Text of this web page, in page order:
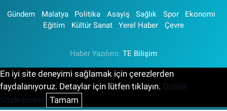
Gündem Malatya Politika Asayiş Sağlık Spor
Ekonomi
Eğitim
Kültür Sanat Yerel Haber Çevre
Haber Yazılımı: TE Bilişim
En iyi site deneyimi sağlamak için çerezlerden
faydalanıyoruz. Detaylar için lütfen tıklayın. Gizlilik
Sözleşmesi Tamam